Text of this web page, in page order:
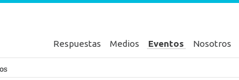
Respuestas Medios Eventos Nosotros
Génesis